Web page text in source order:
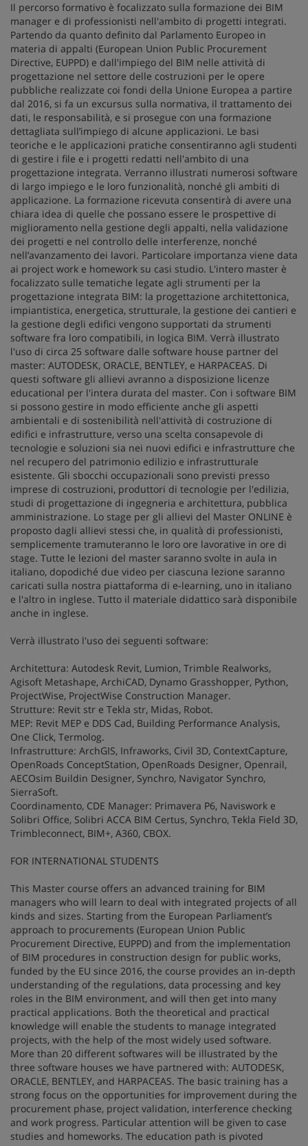
Il percorso formativo è focalizzato sulla formazione dei BIM
manager e di professionisti nell'ambito di progetti integrati.
Partendo da quanto definito dal Parlamento Europeo in
materia di appalti (European Union Public Procurement
Directive, EUPPD) e dall'impiego del BIM nelle attività di
progettazione nel settore delle costruzioni per le opere
pubbliche realizzate coi fondi della Unione Europea a partire
dal 2016, si fa un excursus sulla normativa, il trattamento dei
dati, le responsabilità, e si prosegue con una formazione
dettagliata sull’impiego di alcune applicazioni. Le basi
teoriche e le applicazioni pratiche consentiranno agli studenti
di gestire i file e i progetti redatti nell'ambito di una
progettazione integrata. Verranno illustrati numerosi software
di largo impiego e le loro funzionalità, nonché gli ambiti di
applicazione. La formazione ricevuta consentirà di avere una
chiara idea di quelle che possano essere le prospettive di
miglioramento nella gestione degli appalti, nella validazione
dei progetti e nel controllo delle interferenze, nonché
nell’avanzamento dei lavori. Particolare importanza viene data
ai project work e homework su casi studio. L'intero master è
focalizzato sulle tematiche legate agli strumenti per la
progettazione integrata BIM: la progettazione architettonica,
impiantistica, energetica, strutturale, la gestione dei cantieri e
la gestione degli edifici vengono supportati da strumenti
software fra loro compatibili, in logica BIM. Verrà illustrato
l'uso di circa 25 software dalle software house partner del
master: AUTODESK, ORACLE, BENTLEY, e HARPACEAS. Di
questi software gli allievi avranno a disposizione licenze
educational per l'intera durata del master. Con i software BIM
si possono gestire in modo efficiente anche gli aspetti
ambientali e di sostenibilità nell'attività di costruzione di
edifici e infrastrutture, verso una scelta consapevole di
tecnologie e soluzioni sia nei nuovi edifici e infrastrutture che
nel recupero del patrimonio edilizio e infrastrutturale
esistente. Gli sbocchi occupazionali sono previsti presso
imprese di costruzioni, produttori di tecnologie per l'edilizia,
studi di progettazione di ingegneria e architettura, pubblica
amministrazione. Lo stage per gli allievi del Master ONLINE è
proposto dagli allievi stessi che, in qualità di professionisti,
semplicemente tramuteranno le loro ore lavorative in ore di
stage. Tutte le lezioni del master saranno svolte in aula in
italiano, dopodiché due video per ciascuna lezione saranno
caricati sulla nostra piattaforma di e-learning, uno in italiano
e l'altro in inglese. Tutto il materiale didattico sarà disponibile
anche in inglese.
Verrà illustrato l'uso dei seguenti software:
Architettura: Autodesk Revit, Lumion, Trimble Realworks,
Agisoft Metashape, ArchiCAD, Dynamo Grasshopper, Python,
ProjectWise, ProjectWise Construction Manager.
Strutture: Revit str e Tekla str, Midas, Robot.
MEP: Revit MEP e DDS Cad, Building Performance Analysis,
One Click, Termolog.
Infrastrutture: ArchGIS, Infraworks, Civil 3D, ContextCapture,
OpenRoads ConceptStation, OpenRoads Designer, Openrail,
AECOsim Buildin Designer, Synchro, Navigator Synchro,
SierraSoft.
Coordinamento, CDE Manager: Primavera P6, Naviswork e
Solibri Office, Solibri ACCA BIM Certus, Synchro, Tekla Field 3D,
Trimbleconnect, BIM+, A360, CBOX.
FOR INTERNATIONAL STUDENTS
This Master course offers an advanced training for BIM
managers who will learn to deal with integrated projects of all
kinds and sizes. Starting from the European Parliament’s
approach to procurements (European Union Public
Procurement Directive, EUPPD) and from the implementation
of BIM procedures in construction design for public works,
funded by the EU since 2016, the course provides an in-depth
understanding of the regulations, data processing and key
roles in the BIM environment, and will then get into many
practical applications. Both the theoretical and practical
knowledge will enable the students to manage integrated
projects, with the help of the most widely used software.
More than 20 different softwares will be illustrated by the
three software houses we have partnered with: AUTODESK,
ORACLE, BENTLEY, and HARPACEAS. The basic training has a
strong focus on the opportunities for improvement during the
procurement phase, project validation, interference checking
and work progress. Particular attention will be given to case
studies and homeworks. The education path is pivoted